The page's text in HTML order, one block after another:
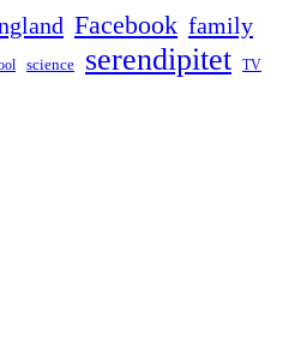
Facebook family
science serendipitet TV